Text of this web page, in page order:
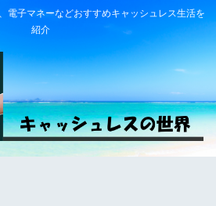
電子マネーなどおすすめキャッシュレス生活を
紹介